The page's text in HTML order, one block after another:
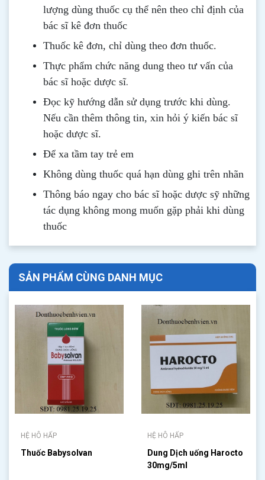
lượng dùng thuốc cụ thể nên theo chỉ định của
bác sĩ kê đơn thuốc
Thuốc kê đơn, chỉ dùng theo đơn thuốc.
Thực phẩm chức năng dung theo tư vấn của
bác sĩ hoặc dược sĩ.
Đọc kỹ hướng dẫn sử dụng trước khi dùng.
Nếu cần thêm thông tin, xin hỏi ý kiến bác sĩ
hoặc dược sĩ.
Để xa tầm tay trẻ em
Không dùng thuốc quá hạn dùng ghi trên nhãn
Thông báo ngay cho bác sĩ hoặc dược sỹ những
tác dụng không mong muốn gặp phải khi dùng
thuốc
SẢN PHẨM CÙNG DANH MỤC
HỆ HÔ HẤP
Thuốc Babysolvan
HỆ HÔ HẤP
Dung Dịch uống Harocto
30mg/5ml